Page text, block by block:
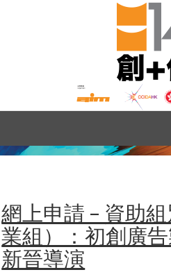
網上申請 – 資助
業組）：初創廣
新晉導演